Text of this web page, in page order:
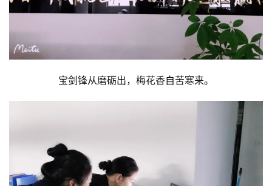
宝剑锋从磨砺出，梅花香自苦寒来。